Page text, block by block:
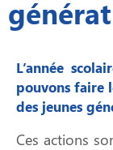
L’année
pouvons faire
des jeunes
Ces actions